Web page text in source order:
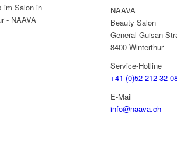
NAAVA
Beauty Salon
General-Guisan-
8400 Winterthur
Service-Hotline
+41 (0)52 212 32
E-Mail
info@naava.ch